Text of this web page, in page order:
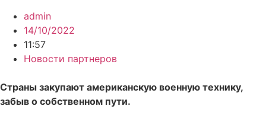
admin
14/10/2022
11:57
Новости партнеров
Страны закупают американскую военную технику,
забыв о собственном пути.